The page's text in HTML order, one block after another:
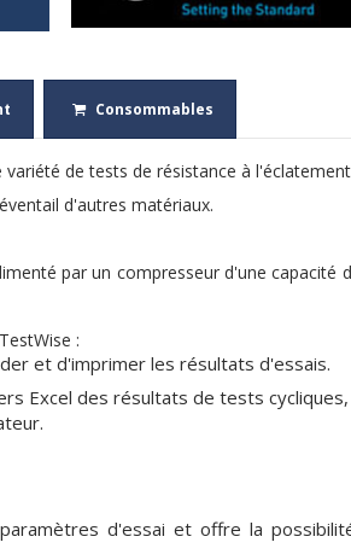
Consommables
de tests de résistance à
d'autres matériaux.
par un compresseur d'une capacité
:
et d'imprimer les résultats d'essais.
Excel des résultats de tests cycliques,
d'essai et offre la